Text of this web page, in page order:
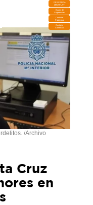
DESCARGA
MIRAPLAY
Buzón de
Sugerencias
Contratar
Publicidad
Contacto
Comercial
/Archivo
Cruz
en